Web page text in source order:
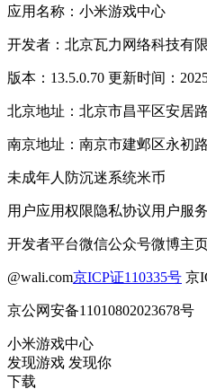
应用名称：小米游戏中心
开发者：北京瓦力网络科技有
版本：13.5.0.70 更新时间：
北京地址：北京市昌平区安居
南京地址：南京市建邺区永初
未成年人防沉迷系统米币
用户应用权限隐私协议用户服
开发者平台微信公众号微博主
@wali.com京ICP证110335号 京
京公网安备11010802023678号
小米游戏中心
发现游戏 发现你
下载